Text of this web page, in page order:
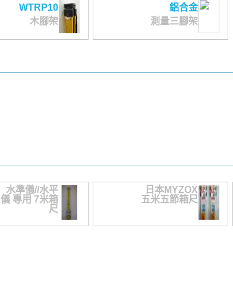
WTRP10
木腳架
鋁合金
測量三腳架
水準儀//水平
儀 專用 7米箱
尺
日本MYZOX
五米五節箱尺